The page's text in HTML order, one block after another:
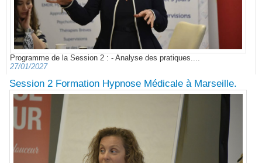
Programme de la Session 2 : - Analyse des pratiques....
27/01/2027
Session 2 Formation Hypnose Médicale à Marseille.